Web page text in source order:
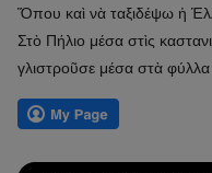
Ὅπου καὶ νὰ ταξιδέψω ἡ
Στὸ Πήλιο μέσα στὶς
γλιστροῦσε μέσα στὰ φύλλα